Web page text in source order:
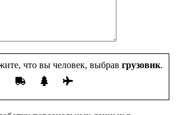
что вы человек, выбрав грузовик.